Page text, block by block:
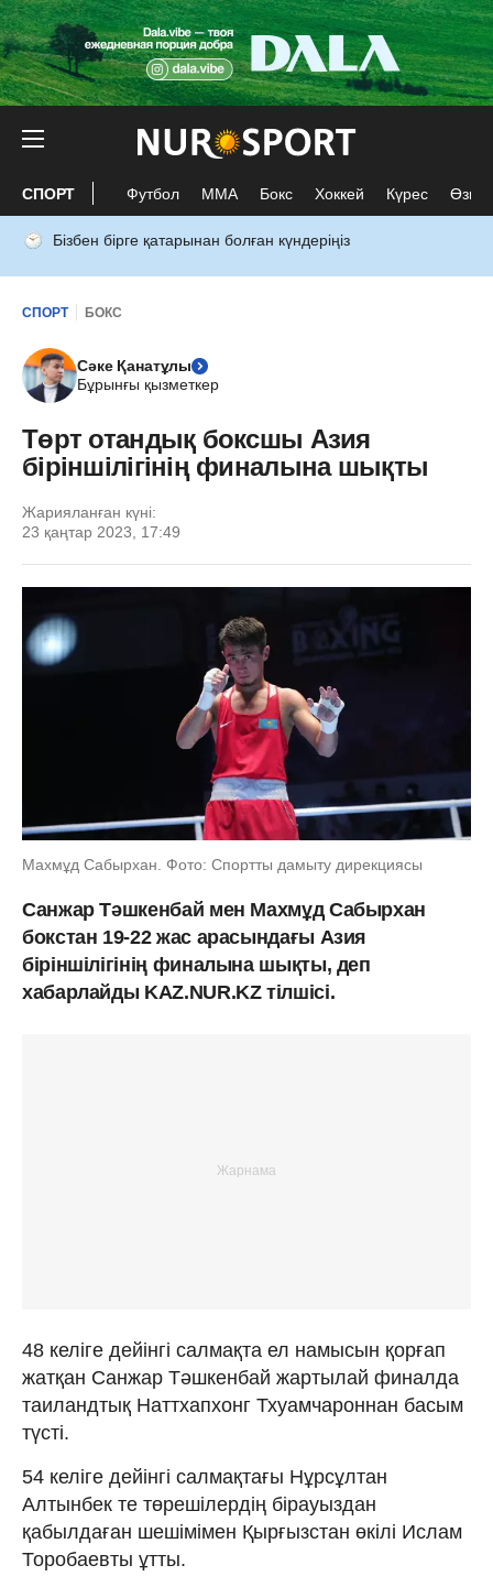
СПОРТ Футбол ММА Бокс Хоккей Күрес Өзге
Бізбен бірге қатарынан болған күндеріңіз
СПОРТ БОКС
Сәке Қанатұлы
Бұрынғы қызметкер
Төрт отандық боксшы Азия
біріншілігінің финалына шықты
Жарияланған күні:
23 қаңтар 2023, 17:49
Махмұд Сабырхан. Фото: Спортты дамыту дирекциясы
Санжар Тәшкенбай мен Махмұд Сабырхан
бокстан 19-22 жас арасындағы Азия
біріншілігінің финалына шықты, деп
хабарлайды KAZ.NUR.KZ тілшісі.
48 келіге дейінгі салмақта ел намысын қорғап
жатқан Санжар Тәшкенбай жартылай финалда
таиландтық Наттхапхонг Тхуамчароннан басым
түсті.
54 келіге дейінгі салмақтағы Нұрсұлтан
Алтынбек те төрешілердің бірауыздан
қабылдаған шешімімен Қырғызстан өкілі Ислам
Торобаевты ұтты.